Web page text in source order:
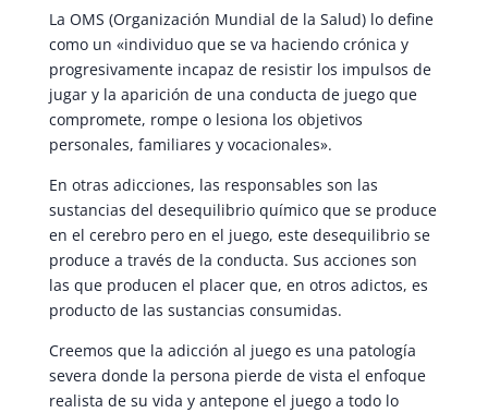
La OMS (Organización Mundial de la Salud) lo define
como un «individuo que se va haciendo crónica y
progresivamente incapaz de resistir los impulsos de
jugar y la aparición de una conducta de juego que
compromete, rompe o lesiona los objetivos
personales, familiares y vocacionales».
En otras adicciones, las responsables son las
sustancias del desequilibrio químico que se produce
en el cerebro pero en el juego, este desequilibrio se
produce a través de la conducta. Sus acciones son
las que producen el placer que, en otros adictos, es
producto de las sustancias consumidas.
Creemos que la adicción al juego es una patología
severa donde la persona pierde de vista el enfoque
realista de su vida y antepone el juego a todo lo